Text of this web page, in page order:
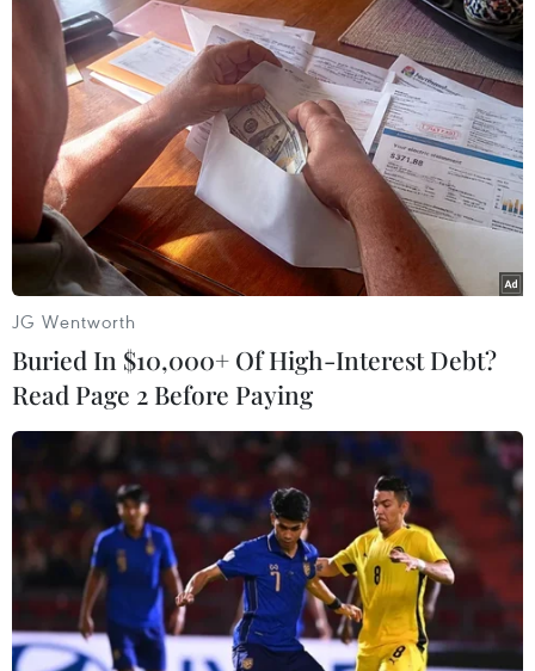
Australia và Mỹ thu hẹp quy mô tập trận
chung do lo ngại dịch COVID-19
01/06/2021 10:53
Phó Đô đốc Australia David Johnston cho biết khoảng
17.000 binh sỹ sẽ tham gia cuộc tập trận, trong đó
khoảng 2.000 binh sỹ nước ngoài vào Australia và buộc
phải thực hiện cách ly trong 14 ngày.
JG Wentworth
Buried In $10,000+ Of High-Interest Debt?
Read Page 2 Before Paying